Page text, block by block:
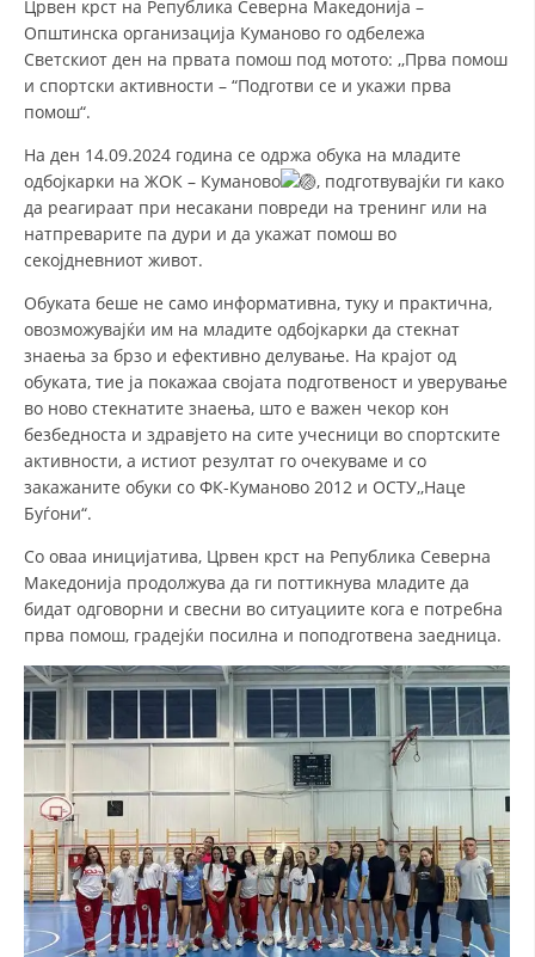
КОНТАКТ ИНФОРМАЦИИ
СТАТУТ НА ЦКРМ
ОРГАНИЗАЦИЈА И РАЗВОЈ
РАКОВОДЕН ОДБОР
СТРУКТУРА И ОРГАНИЗАЦИОНА ПОСТАВЕНОСТ
ДИСЕМИНАЦИЈА
ПРОМОЦИЈА НА ХУМАНИ ВРЕДНОСТИ
УПОТРЕБА И ЗАШТИТА НА АМБЛЕМОТ
СОЦИЈАЛНО ХУМАНИТАРНА ДЕЈНОСТ
ПОДГОТВЕНОСТ И ДЕЈСТВО ПРИ КАТАСТРОФИ
ТИМ ЗА ОДГОВОР ПРИ КАТАСТРОФИ ПРИ ООЦК КУМАНОВО
ОДНОСИ СО ЈАВНОСТ
ИСТРАЖУВАЊЕ НА ЈАВНО МИСЛЕЊЕ
МЕЃУНАРОДНА СОРАБОТКА
Црвен крст на Република Северна Македонија –
Општинска организација Куманово го одбележа
Светскиот ден на првата помош под мотото: ,,Прва помош
и спортски активности – “Подготви се и укажи прва
помош“.
На ден 14.09.2024 година се одржа обука на младите
одбојкарки на ЖОК – Куманово
, подготвувајќи ги како
да реагираат при несакани повреди на тренинг или на
натпреварите па дури и да укажат помош во
секојдневниот живот.
Обуката беше не само информативна, туку и практична,
овозможувајќи им на младите одбојкарки да стекнат
знаења за брзо и ефективно делување. На крајот од
обуката, тие ја покажаа својата подготвеност и уверување
во ново стекнатите знаења, што е важен чекор кон
безбедноста и здравјето на сите учесници во спортските
активности, а истиот резултат го очекуваме и со
закажаните обуки со ФК-Куманово 2012 и ОСТУ,,Наце
Буѓони“.
Со оваа иницијатива, Црвен крст на Република Северна
Македонија продолжува да ги поттикнува младите да
бидат одговорни и свесни во ситуациите кога е потребна
прва помош, градејќи посилна и поподготвена заедница.